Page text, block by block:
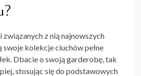
z nią najnowszych
kolekcje ciuchów pełne
Dbacie o swoją garderobę, tak
stosując się do podstawowych